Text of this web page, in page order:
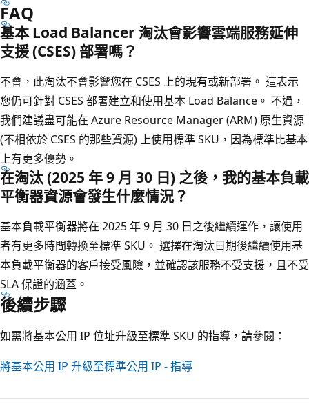
FAQ
基本 Load Balancer 淘汰會影響雲端服務延伸
支援 (CSES) 部署嗎？
不會，此淘汰不會影響您在 CSES 上的現有或新部署。 這表示
您仍可針對 CSES 部署建立和使用基本 Load Balance。 不過，
我們建議盡可能在 Azure Resource Manager (ARM) 原生資源
(不相依於 CSES 的那些資源) 上使用標準 SKU，因為標準比基本
上有更多優勢。
在淘汰 (2025 年 9 月 30 日) 之後，我的基本負載
平衡器資源會發生什麼情況？
基本負載平衡器將在 2025 年 9 月 30 日之後繼續運作，讓使用
者有更多時間轉換至標準 SKU。 選擇在淘汰日期後繼續使用基
本負載平衡器的客戶接受風險，並確認該服務不受支援，且不受
SLA 保證的涵蓋。
後續步驟
如需將基本公用 IP 位址升級至標準 SKU 的指導，請參閱：
將基本公用 IP 升級至標準公用 IP - 指導